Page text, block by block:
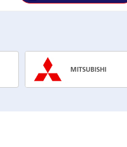
หนัง-ละคร
มส์
ดแคสต์
MITSUBISHI